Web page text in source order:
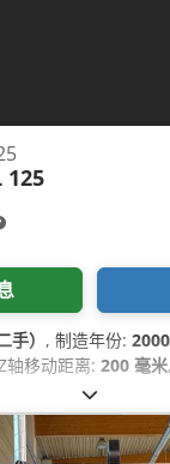
125
） , 制造年份: 2000
轴移动距离: 200 毫米
570 千克
:750 瓦特, 产品长度